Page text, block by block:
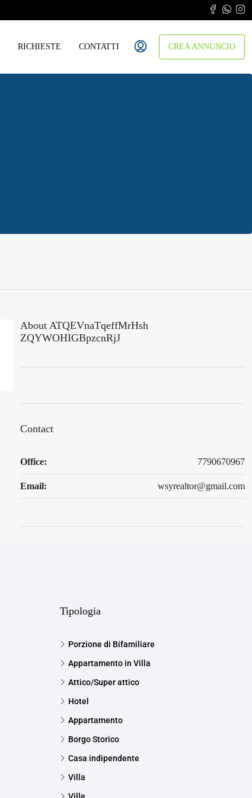
RICHIESTE CONTATTI CREA ANNUNCIO
About ATQEVnaTqeffMrHsh
ZQYWOHIGBpzcnRjJ
Contact
Office: 7790670967
Email: wsyrealtor@gmail.com
Tipologia
Porzione di Bifamiliare
Appartamento in Villa
Attico/Super attico
Hotel
Appartamento
Borgo Storico
Casa indipendente
Villa